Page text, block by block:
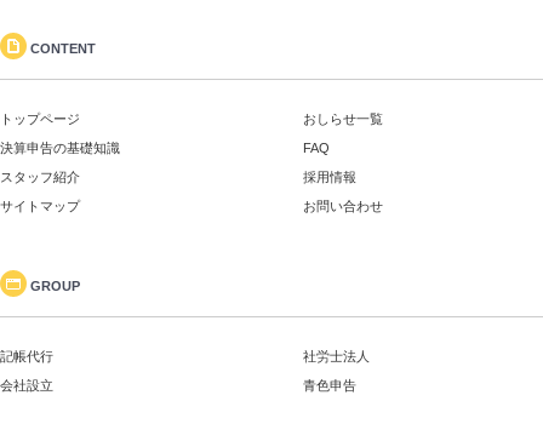
CONTENT
トップページ
おしらせ一覧
決算申告の基礎知識
FAQ
スタッフ紹介
採用情報
サイトマップ
お問い合わせ
GROUP
記帳代行
社労士法人
会社設立
青色申告